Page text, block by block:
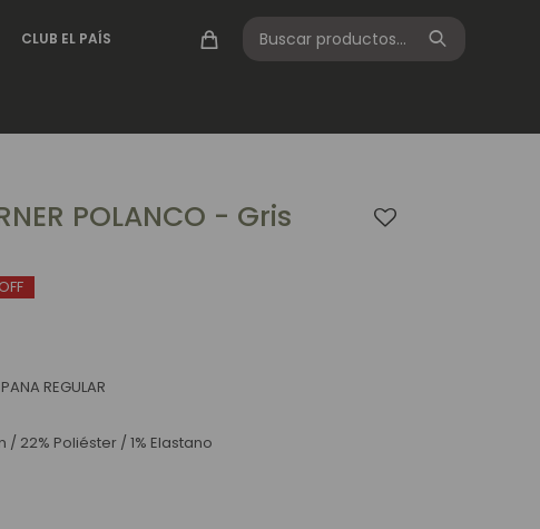
CLUB EL PAÍS
POLANCO - Gris
REGULAR
22% Poliéster / 1% Elastano